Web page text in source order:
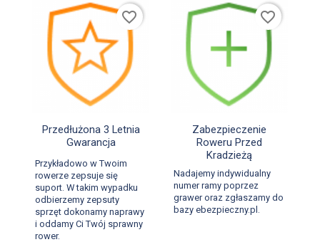
Szybki podgląd
Przedłużona 3 Letnia
Gwarancja
Przykładowo w Twoim
rowerze zepsuje się
suport. W takim wypadku
odbierzemy zepsuty
sprzęt dokonamy naprawy
i oddamy Ci Twój sprawny
rower.
favorite_border
Szybki podgląd
Zabezpieczenie
Roweru Przed
Kradzieżą
Nadajemy indywidualny
numer ramy poprzez
grawer oraz zgłaszamy do
bazy ebezpieczny.pl.
favorite_border